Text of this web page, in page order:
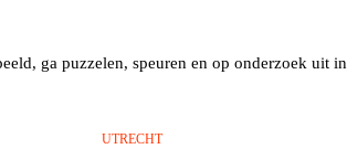
ga puzzelen, speuren en op onderzoek uit in
UTRECHT